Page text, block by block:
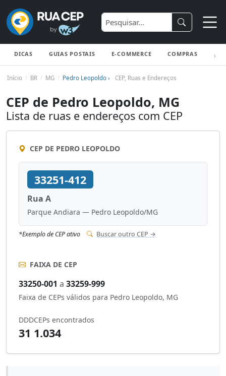
DICAS GUIAS POSTAIS E-COMMERCE COMPRAS
Início BR MG Pedro Leopoldo › CEP, Ruas e Endereços
CEP de Pedro Leopoldo, MG
Lista de ruas e endereços com CEP
CEP DE PEDRO LEOPOLDO
33251-412
Rua A
Parque Andiara — Pedro Leopoldo/MG
*Exemplo de CEP ativo Buscar outro CEP →
FAIXA DE CEP
33250-001 a 33259-999
Faixa de CEPs válidos para Pedro Leopoldo, MG
DDD
31
CEPs encontrados
1.034